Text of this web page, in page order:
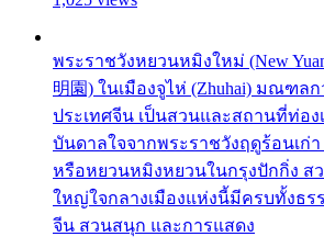
พระราชวังหยวนหมิงใหม่ (New
明園) ในเมืองจูไห่ (Zhuhai) มณฑลก
ประเทศจีน เป็นสวนและสถานที่ท่อง
บันดาลใจจากพระราชวังฤดูร้อนเก่า
หรือหยวนหมิงหยวนในกรุงปักกิ่ง
ใหญ่ใจกลางเมืองแห่งนี้มีครบทั้งธร
จีน สวนสนุก และการแสดง